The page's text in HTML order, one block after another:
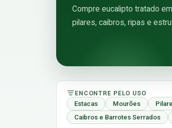
Compre eucalipto tratado
pilares, caibros, ripas e
ENCONTRE PELO USO
Estacas
Mourões
Caibros e Barrotes Serrados